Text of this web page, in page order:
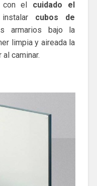
con el cuidado el
cubos de
armarios bajo la
limpia y aireada la
caminar.